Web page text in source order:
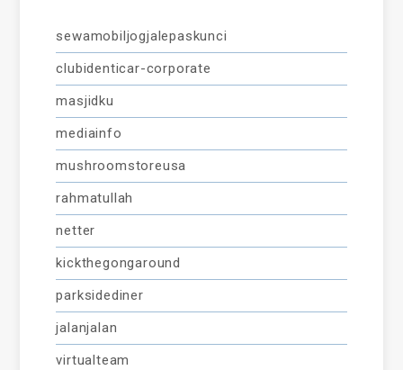
sewamobiljogjalepaskunci
clubidenticar-corporate
masjidku
mediainfo
mushroomstoreusa
rahmatullah
netter
kickthegongaround
parksidediner
jalanjalan
virtualteam